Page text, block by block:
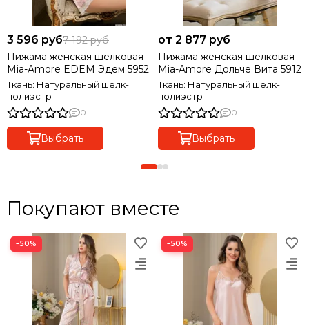
3 596 руб7 192 руб
Пижама женская шелковая
Mia-Amore EDEM Эдем 5952
Ткань: Натуральный шелк-
полиэстр
0
Выбрать
от 2 877 руб
Пижама женская шелковая
Mia-Amore Дольче Вита 5912
Ткань: Натуральный шелк-
полиэстр
0
Выбрать
Покупают вместе
−50% −50%